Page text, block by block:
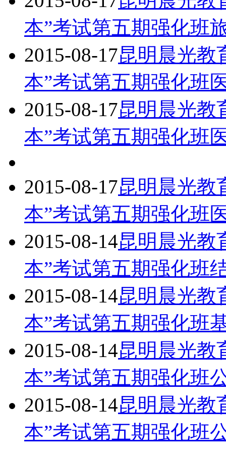
本”考试第五期强化班
2015-08-17昆明晨光教
本”考试第五期强化班
2015-08-17昆明晨光教
本”考试第五期强化班
2015-08-17昆明晨光教
本”考试第五期强化班
2015-08-14昆明晨光教
本”考试第五期强化班
2015-08-14昆明晨光教
本”考试第五期强化班
2015-08-14昆明晨光教
本”考试第五期强化班
2015-08-14昆明晨光教
本”考试第五期强化班